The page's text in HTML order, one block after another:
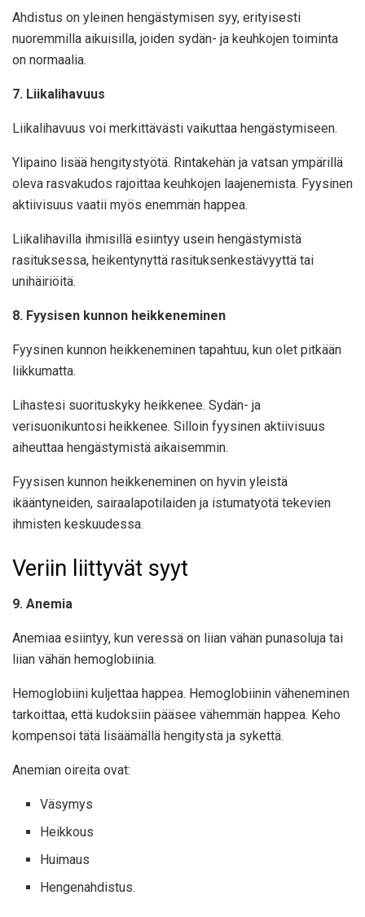
Ahdistus on yleinen hengästymisen syy, erityisesti
nuoremmilla aikuisilla, joiden sydän- ja keuhkojen toiminta
on normaalia.
7. Liikalihavuus
Liikalihavuus voi merkittävästi vaikuttaa hengästymiseen.
Ylipaino lisää hengitystyötä. Rintakehän ja vatsan ympärillä
oleva rasvakudos rajoittaa keuhkojen laajenemista. Fyysinen
aktiivisuus vaatii myös enemmän happea.
Liikalihavilla ihmisillä esiintyy usein hengästymistä
rasituksessa, heikentynyttä rasituksenkestävyyttä tai
unihäiriöitä.
8. Fyysisen kunnon heikkeneminen
Fyysinen kunnon heikkeneminen tapahtuu, kun olet pitkään
liikkumatta.
Lihastesi suorituskyky heikkenee. Sydän- ja
verisuonikuntosi heikkenee. Silloin fyysinen aktiivisuus
aiheuttaa hengästymistä aikaisemmin.
Fyysisen kunnon heikkeneminen on hyvin yleistä
ikääntyneiden, sairaalapotilaiden ja istumatyötä tekevien
ihmisten keskuudessa.
Veriin liittyvät syyt
9. Anemia
Anemiaa esiintyy, kun veressä on liian vähän punasoluja tai
liian vähän hemoglobiinia.
Hemoglobiini kuljettaa happea. Hemoglobiinin väheneminen
tarkoittaa, että kudoksiin pääsee vähemmän happea. Keho
kompensoi tätä lisäämällä hengitystä ja sykettä.
Anemian oireita ovat:
Väsymys
Heikkous
Huimaus
Hengenahdistus.